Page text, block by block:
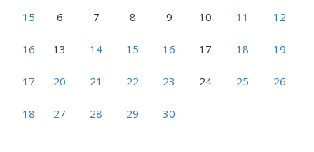
15 6 7 8 9 10 11 12
16 13 14 15 16 17 18 19
17 20 21 22 23 24 25 26
18 27 28 29 30